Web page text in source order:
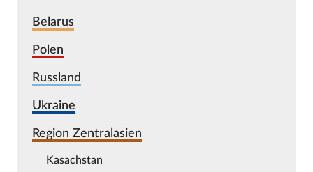
Belarus
Polen
Russland
Ukraine
Region Zentralasien
Kasachstan